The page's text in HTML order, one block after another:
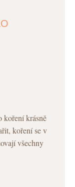
koření krásně
koření se v
všechny